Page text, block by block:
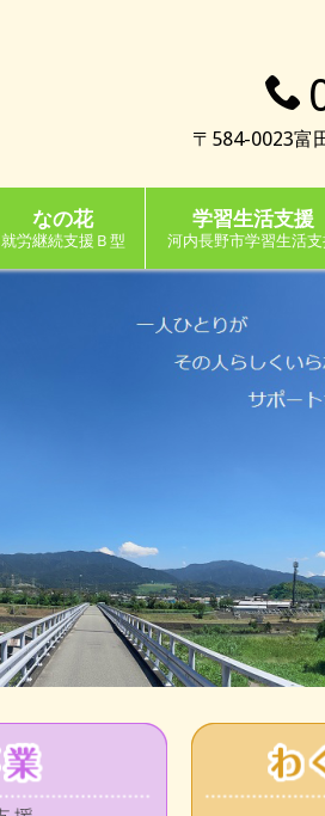
〒584-0023富
なの花
就労継続支援Ｂ型
学習生活支援
河内長野市学習生活支